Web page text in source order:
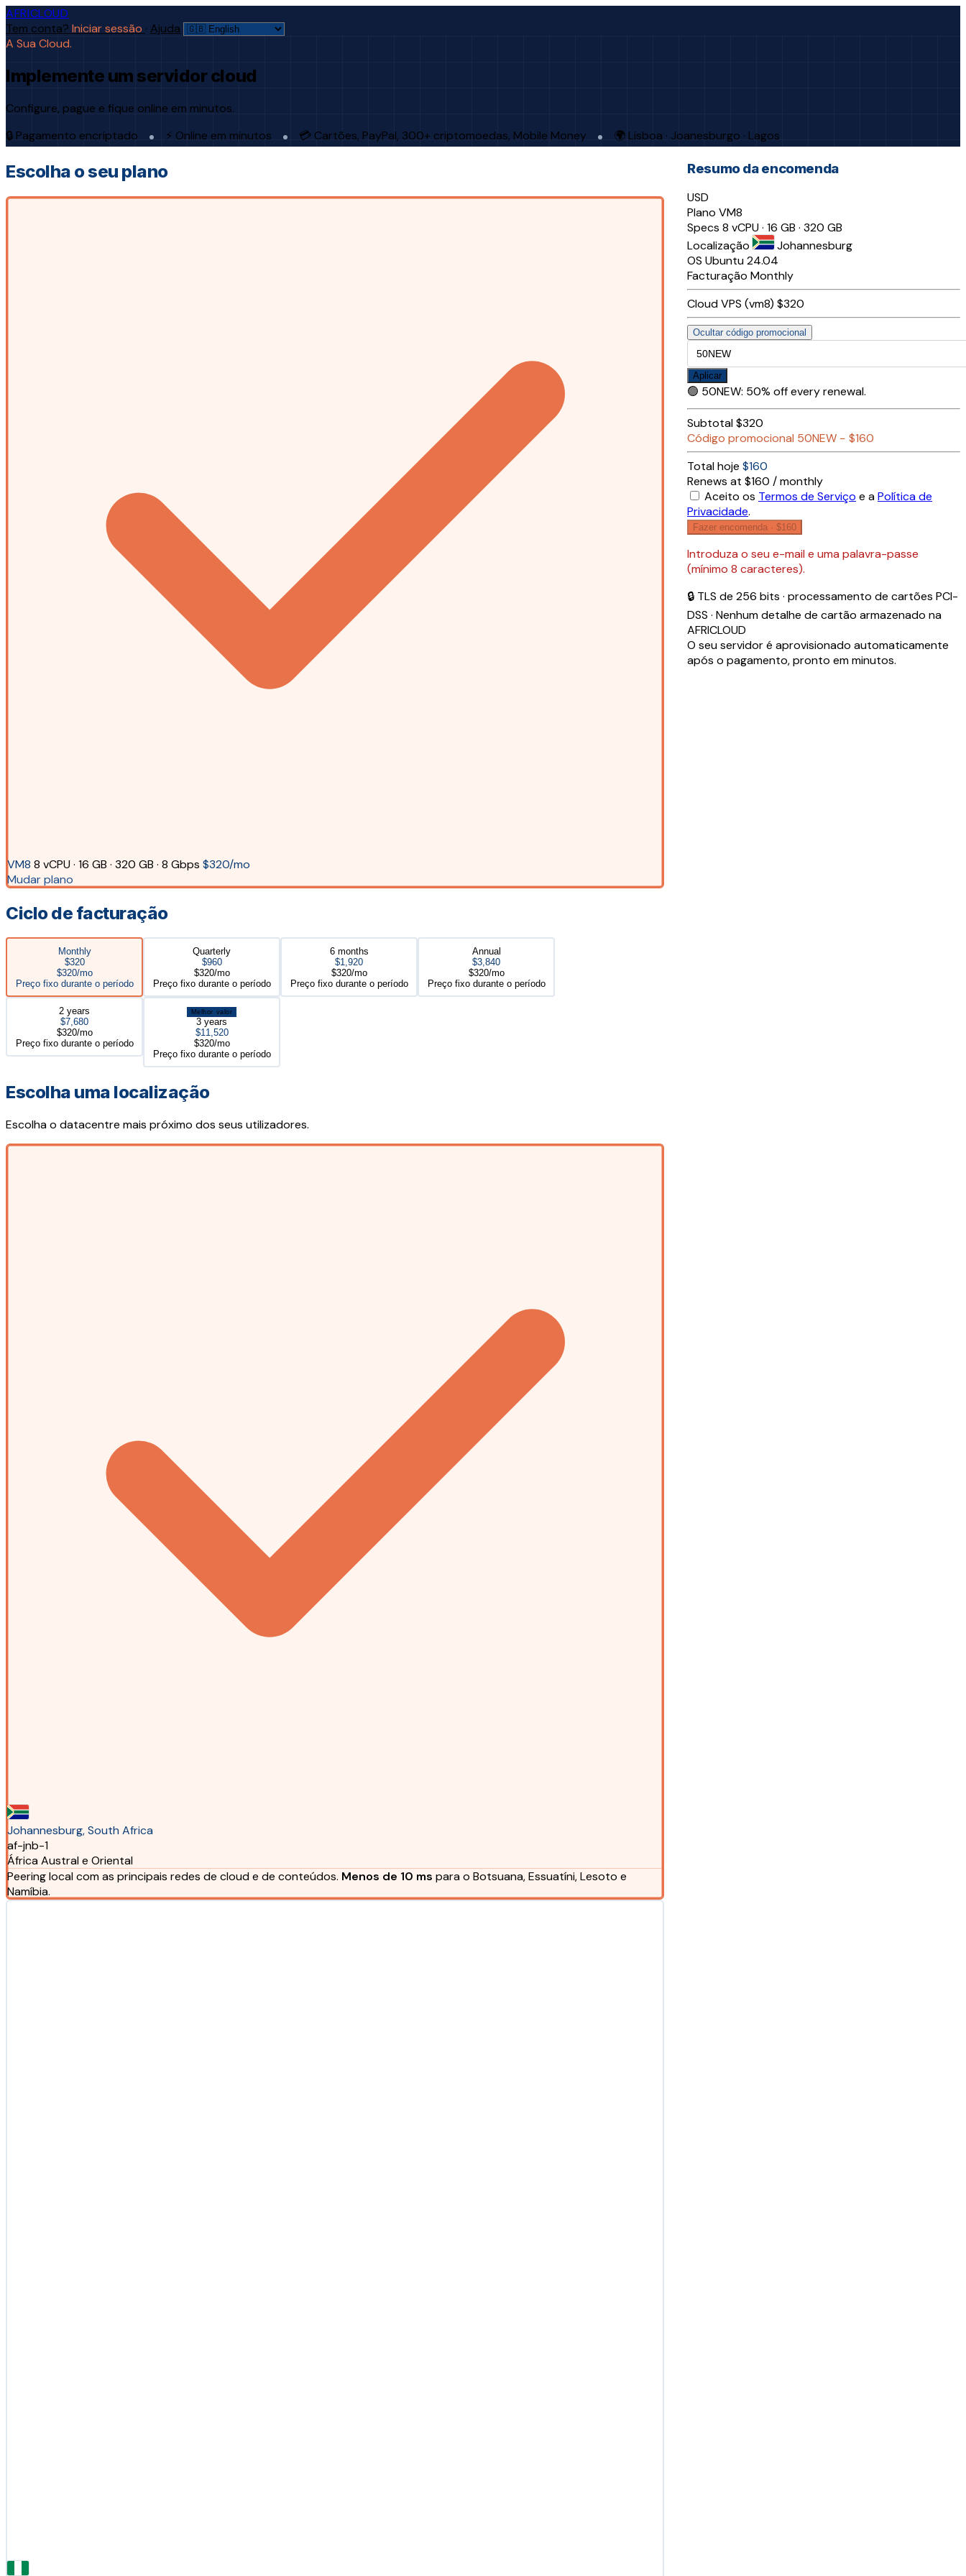
AFRICLOUD
Tem conta? Iniciar sessão · Ajuda
A Sua Cloud.
Implemente um servidor cloud
Configure, pague e fique online em minutos.
🔒 Pagamento encriptado
⚡ Online em minutos 💳 Cartões, PayPal, 300+ criptomoedas, Mobile Money 🌍 Lisboa · Joanesburgo · Lagos
Escolha o seu plano
VM8 8 vCPU · 16 GB · 320 GB · 8 Gbps $320/mo
Mudar plano
Ciclo de facturação
Monthly
$320
$320/mo
Preço fixo durante o período
Quarterly
$960
$320/mo
Preço fixo durante o período
6 months
$1,920
$320/mo
Preço fixo durante o período
Annual
$3,840
$320/mo
Preço fixo durante o período
2 years
$7,680
$320/mo
Preço fixo durante o período
Melhor valor
3 years
$11,520
$320/mo
Preço fixo durante o período
Escolha uma localização
Escolha o datacentre mais próximo dos seus utilizadores.
Johannesburg, South Africa
af-jnb-1
África Austral e Oriental
Peering local com as principais redes de cloud e de conteúdos. Menos de 10 ms para o Botsuana, Essuatíni, Lesoto e
Namíbia.
Resumo da encomenda
USD
Plano VM8
Specs 8 vCPU · 16 GB · 320 GB
Localização
Johannesburg
OS Ubuntu 24.04
Facturação Monthly
Cloud VPS (vm8) $320
Ocultar código promocional
Aplicar
🟢 50NEW: 50% off every renewal.
Subtotal$320
Código promocional 50NEW − $160
Total hoje $160
Renews at $160 / monthly
Aceito os Termos de Serviço e aPolítica de
Privacidade.
Fazer encomenda · $160
Introduza o seu e-mail e uma palavra-passe
(mínimo 8 caracteres).
🔒 TLS de 256 bits · processamento de cartões PCI-
DSS · Nenhum detalhe de cartão armazenado na
AFRICLOUD
O seu servidor é aprovisionado automaticamente
após o pagamento, pronto em minutos.